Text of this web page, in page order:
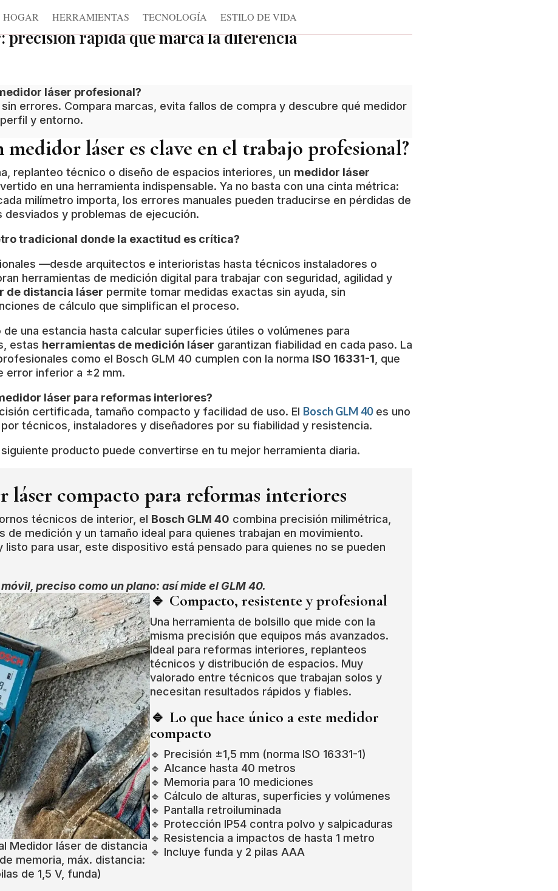
U
DIARIO DE COMPRAS
SELECCIÓN DE PRODUCTOS
HOGAR HERRAMIENTAS TECNOLOGÍA ESTILO DE VIDA
HOGAR HERRAMIENTAS TECNOLOGÍA ESTILO DE VIDA
precisión rápida que marca la diferencia
láser profesional?
errores. Compara marcas, evita fallos de compra y descubre qué medidor
y entorno.
medidor láser es clave en el trabajo profesional?
replanteo técnico o diseño de espacios interiores, un medidor láser
en una herramienta indispensable. Ya no basta con una cinta métrica:
milímetro importa, los errores manuales pueden traducirse en pérdidas de
y problemas de ejecución.
tradicional donde la exactitud es crítica?
—desde arquitectos e interioristas hasta técnicos instaladores o
herramientas de medición digital para trabajar con seguridad, agilidad y
de distancia láser permite tomar medidas exactas sin ayuda, sin
de cálculo que simplifican el proceso.
de una estancia hasta calcular superficies útiles o volúmenes para
estas herramientas de medición láser garantizan fiabilidad en cada paso. La
como el Bosch GLM 40 cumplen con la norma ISO 16331-1 , que
error inferior a ±2 mm.
láser para reformas interiores?
certificada, tamaño compacto y facilidad de uso. El Bosch GLM 40es uno
técnicos, instaladores y diseñadores por su fiabilidad y resistencia.
producto puede convertirse en tu mejor herramienta diaria.
compacto para reformas interiores
técnicos de interior, el Bosch GLM 40 combina precisión milimétrica,
de medición y un tamaño ideal para quienes trabajan en movimiento.
listo para usar, este dispositivo está pensado para quienes no se pueden
preciso como un plano: así mide el GLM 40.
Medidor láser de distancia
memoria, máx. distancia:
de 1,5 V, funda)
🔹 Compacto, resistente y profesional
Una herramienta de bolsillo que mide con la
misma precisión que equipos más avanzados.
Ideal para reformas interiores, replanteos
técnicos y distribución de espacios. Muy
valorado entre técnicos que trabajan solos y
necesitan resultados rápidos y fiables.
🔹 Lo que hace único a este medidor
compacto
🔹 Precisión ±1,5 mm (norma ISO 16331-1)
🔹 Alcance hasta 40 metros
🔹 Memoria para 10 mediciones
🔹 Cálculo de alturas, superficies y volúmenes
🔹 Pantalla retroiluminada
🔹 Protección IP54 contra polvo y salpicaduras
🔹 Resistencia a impactos de hasta 1 metro
🔹 Incluye funda y 2 pilas AAA